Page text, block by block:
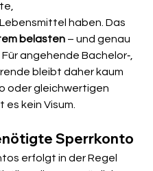
haben. Das
belasten – und genau
angehende Bachelor‑,
bleibt daher kaum
oder gleichwertigen
kein Visum.
Sperrkonto
erfolgt in der Regel